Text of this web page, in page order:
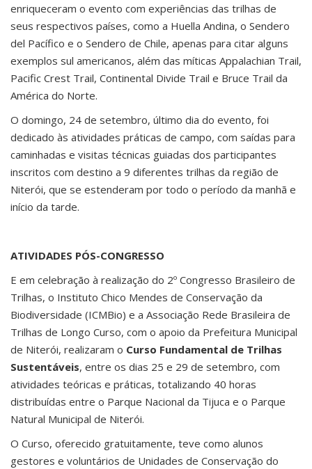
enriqueceram o evento com experiências das trilhas de
seus respectivos países, como a Huella Andina, o Sendero
del Pacífico e o Sendero de Chile, apenas para citar alguns
exemplos sul americanos, além das míticas Appalachian Trail,
Pacific Crest Trail, Continental Divide Trail e Bruce Trail da
América do Norte.
O domingo, 24 de setembro, último dia do evento, foi
dedicado às atividades práticas de campo, com saídas para
caminhadas e visitas técnicas guiadas dos participantes
inscritos com destino a 9 diferentes trilhas da região de
Niterói, que se estenderam por todo o período da manhã e
início da tarde.
ATIVIDADES PÓS-CONGRESSO
E em celebração à realização do 2º Congresso Brasileiro de
Trilhas, o Instituto Chico Mendes de Conservação da
Biodiversidade (ICMBio) e a Associação Rede Brasileira de
Trilhas de Longo Curso, com o apoio da Prefeitura Municipal
de Niterói, realizaram o Curso Fundamental de Trilhas
Sustentáveis, entre os dias 25 e 29 de setembro, com
atividades teóricas e práticas, totalizando 40 horas
distribuídas entre o Parque Nacional da Tijuca e o Parque
Natural Municipal de Niterói.
O Curso, oferecido gratuitamente, teve como alunos
gestores e voluntários de Unidades de Conservação do